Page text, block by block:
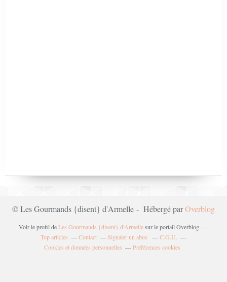
© Les Gourmands {disent} d'Armelle - Hébergé parOverblog
Voir le profil deLes Gourmands {disent} d'Armellesur le portail Overblog
Top articles
Contact Signaler un abus
C.G.U.
Cookies et données personnelles
Préférences cookies